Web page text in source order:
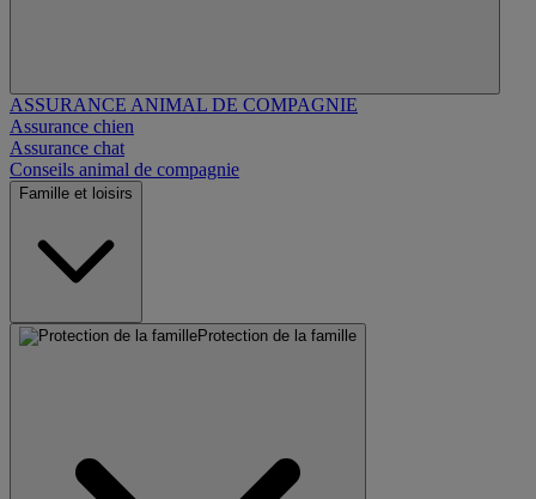
ASSURANCE ANIMAL DE COMPAGNIE
Assurance chien
Assurance chat
Conseils animal de compagnie
Famille et loisirs
Protection de la famille